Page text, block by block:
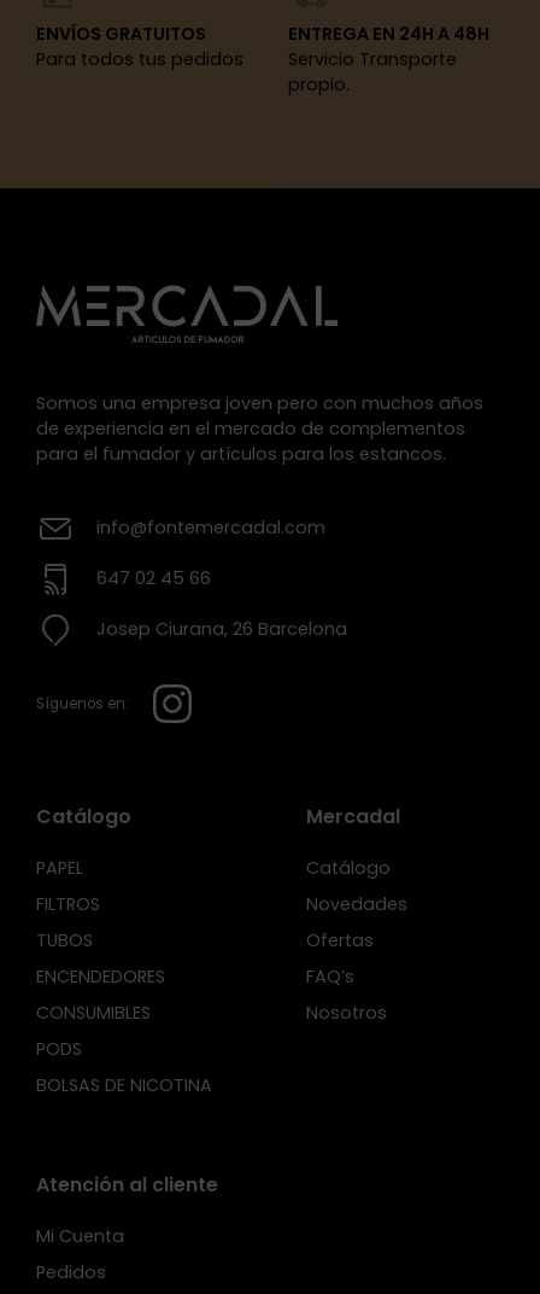
ENVÍOS GRATUITOS
Para todos tus pedidos
ENTREGA EN 24H A 48H
Servicio Transporte
propio.
Somos una empresa joven pero con muchos años
de experiencia en el mercado de complementos
para el fumador y artículos para los estancos.
info@fontemercadal.com
647 02 45 66
Josep Ciurana, 26 Barcelona
Síguenos en:
Catálogo
PAPEL
FILTROS
TUBOS
ENCENDEDORES
CONSUMIBLES
PODS
BOLSAS DE NICOTINA
Mercadal
Catálogo
Novedades
Ofertas
FAQ’s
Nosotros
Atención al cliente
Mi Cuenta
Pedidos